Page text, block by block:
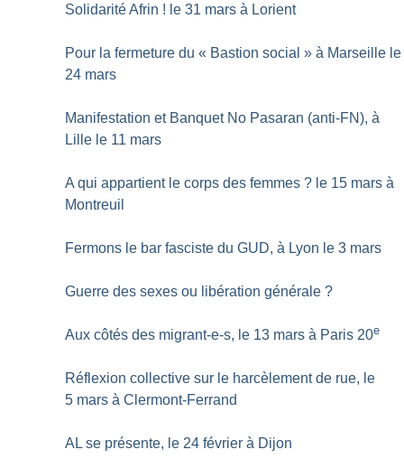
Solidarité Afrin ! le 31 mars à Lorient
Pour la fermeture du « Bastion social » à Marseille le
24 mars
Manifestation et Banquet No Pasaran (anti-FN), à
Lille le 11 mars
A qui appartient le corps des femmes ? le 15 mars à
Montreuil
Fermons le bar fasciste du GUD, à Lyon le 3 mars
Guerre des sexes ou libération générale ?
Aux côtés des migrant-e-s, le 13 mars à Paris 20e
Réflexion collective sur le harcèlement de rue, le
5 mars à Clermont-Ferrand
AL se présente, le 24 février à Dijon